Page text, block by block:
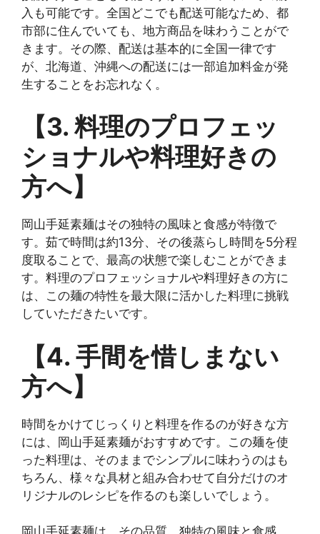
入も可能です。全国どこでも配送可能なため、都
市部に住んでいても、地方商品を味わうことがで
きます。その際、配送は基本的に全国一律です
が、北海道、沖縄への配送には一部追加料金が発
生することをお忘れなく。
【3. 料理のプロフェッ
ショナルや料理好きの
方へ】
岡山手延素麺はその独特の風味と食感が特徴で
す。茹で時間は約13分、その後蒸らし時間を5分程
度取ることで、最高の状態で楽しむことができま
す。料理のプロフェッショナルや料理好きの方に
は、この麺の特性を最大限に活かした料理に挑戦
していただきたいです。
【4. 手間を惜しまない
方へ】
時間をかけてじっくりと料理を作るのが好きな方
には、岡山手延素麺がおすすめです。この麺を使
った料理は、そのままでシンプルに味わうのはも
ちろん、様々な具材と組み合わせて自分だけのオ
リジナルのレシピを作るのも楽しいでしょう。